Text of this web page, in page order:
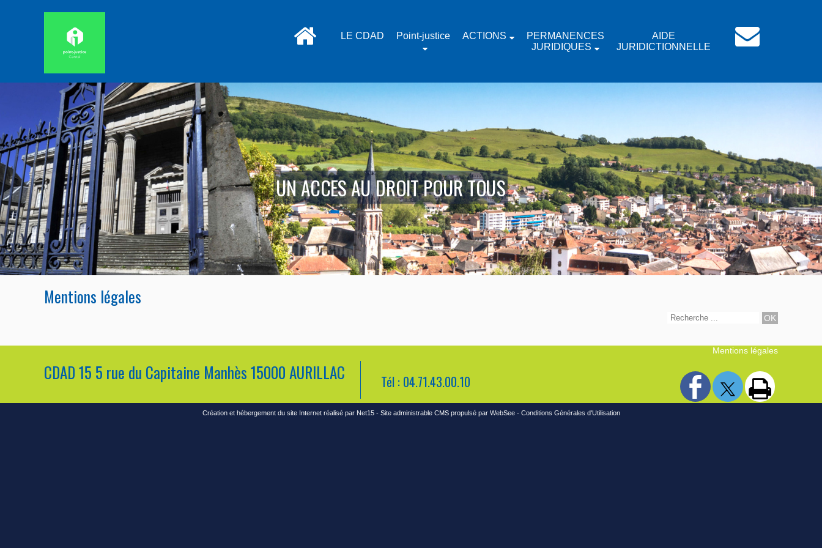
LE CDAD Point-justice ACTIONS
PERMANENCES
JURIDIQUES
AIDE
JURIDICTIONNELLE
UN ACCES AU DROIT POUR TOUS
Mentions légales
CDAD 15 5 rue du Capitaine Manhès 15000 AURILLAC Tél : 04.71.43.00.10
Mentions légales
Création et hébergement du site Internet réalisé par Net15- Site administrable CMS propulsé par WebSee- Conditions Générales d'Utilisation